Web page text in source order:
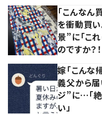
「こんなん
を衝動買
景”に「こ
のですか？！
嫁「こんな
義父から
ジ”に…「絶
い」